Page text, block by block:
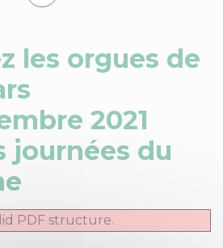
les orgues de
2021
journées du
PDF structure.